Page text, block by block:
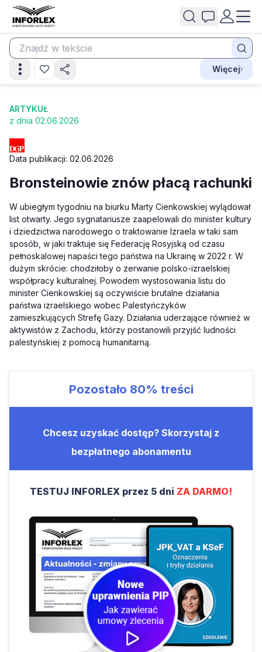
Więcej
ARTYKUŁ
z dnia 02.06.2026
Data publikacji: 02.06.2026
Bronsteinowie znów płacą rachunki
W ubiegłym tygodniu na biurku Marty Cienkowskiej wylądował
list otwarty. Jego sygnatariusze zaapelowali do minister kultury
i dziedzictwa narodowego o traktowanie Izraela w taki sam
sposób, w jaki traktuje się Federację Rosyjską od czasu
pełnoskalowej napaści tego państwa na Ukrainę w 2022 r. W
dużym skrócie: chodziłoby o zerwanie polsko-izraelskiej
współpracy kulturalnej. Powodem wystosowania listu do
minister Cienkowskiej są oczywiście brutalne działania
państwa izraelskiego wobec Palestyńczyków
zamieszkujących Strefę Gazy. Działania uderzające również w
aktywistów z Zachodu, którzy postanowili przyjść ludności
palestyńskiej z pomocą humanitarną.
Pozostało 80% treści
Chcesz uzyskać dostęp? Skorzystaj z
bezpłatnego abonamentu
TESTUJ INFORLEX przez 5 dni ZA DARMO!